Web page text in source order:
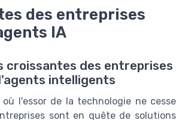
des entreprises
IA
croissantes des entreprises
intelligents
où l'essor de la technologie ne cesse
sont en quête de solutions